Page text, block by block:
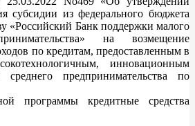
субсидии из федерального бюджета
«Российский Банк поддержки малого
на возмещение
по кредитам, предоставленным в
инновационным
предпринимательства по
кредитные средства